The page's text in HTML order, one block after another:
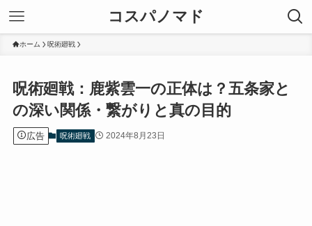
コスパノマド
ホーム 呪術廻戦
呪術廻戦：鹿紫雲一の正体は？五条家と
の深い関係・繋がりと真の目的
広告 呪術廻戦 2024年8月23日